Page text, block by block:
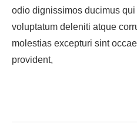
odio dignissimos ducimus
voluptatum deleniti atque
molestias excepturi sint
provident,